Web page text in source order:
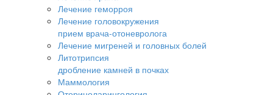
Лечение геморроя
Лечение головокружения
прием врача-отоневролога
Лечение мигреней и головных болей
Литотрипсия
дробление камней в почках
Маммология